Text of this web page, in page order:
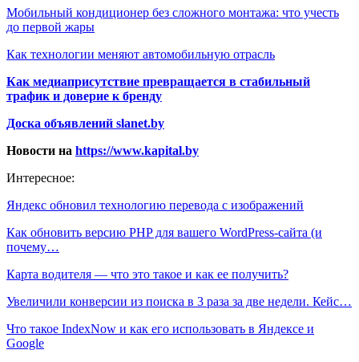
Мобильный кондиционер без сложного монтажа: что учесть
до первой жары
Как технологии меняют автомобильную отрасль
Как медиаприсутствие превращается в стабильный
трафик и доверие к бренду
Доска объявлений slanet.by
Новости на https://www.kapital.by
Интересное:
Яндекс обновил технологию перевода с изображений
Как обновить версию PHP для вашего WordPress-сайта (и
почему…
Карта водителя — что это такое и как ее получить?
Увеличили конверсии из поиска в 3 раза за две недели. Кейс…
Что такое IndexNow и как его использовать в Яндексе и
Google